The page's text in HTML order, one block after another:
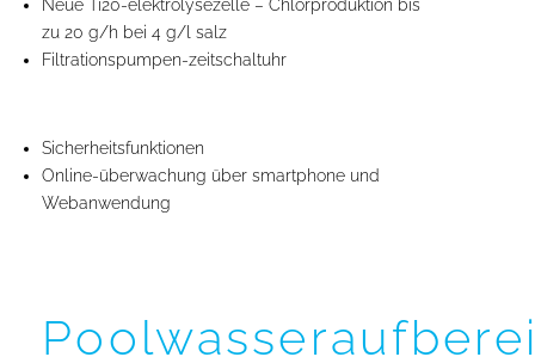
Neue Ti20-elektrolysezelle – Chlorproduktion bis
zu 20 g/h bei 4 g/l salz
Filtrationspumpen-zeitschaltuhr
Sicherheitsfunktionen
Online-überwachung über smartphone und
Webanwendung